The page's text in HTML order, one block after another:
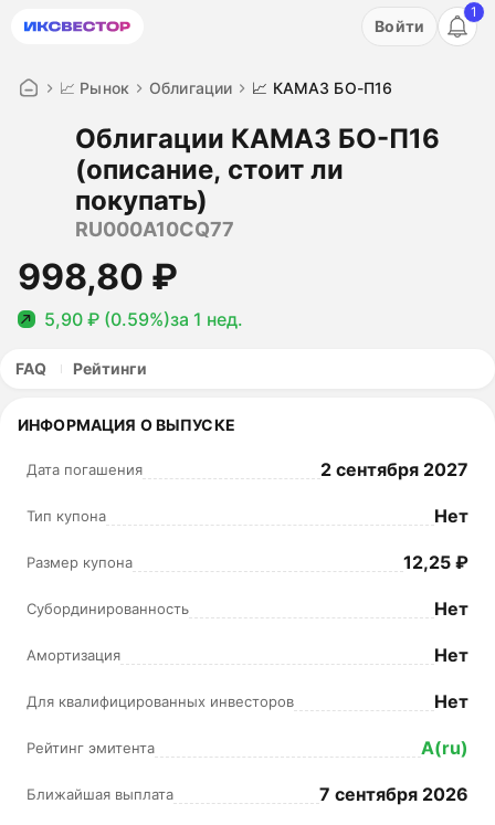
Акция: бесплатный пробный период на 3 дня!
Войти
1
📈 Рынок Облигации 📈 КАМАЗ БО-П16
Облигации КАМАЗ БО-П16
(описание, стоит ли
покупать)
RU000A10CQ77
998,80 ₽
5,90 ₽ (0.59%)за 1 нед.
FAQ Рейтинги
ИНФОРМАЦИЯ О ВЫПУСКЕ
Дата погашения 2 сентября 2027
Тип купона Нет
Размер купона 12,25 ₽
Субординированность Нет
Амортизация Нет
Для квалифицированных инвесторов Нет
Рейтинг эмитента A(ru)
Ближайшая выплата 7 сентября 2026